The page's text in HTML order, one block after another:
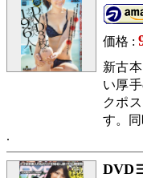
価格 :
新古
い厚
クポ
す。同
DVD